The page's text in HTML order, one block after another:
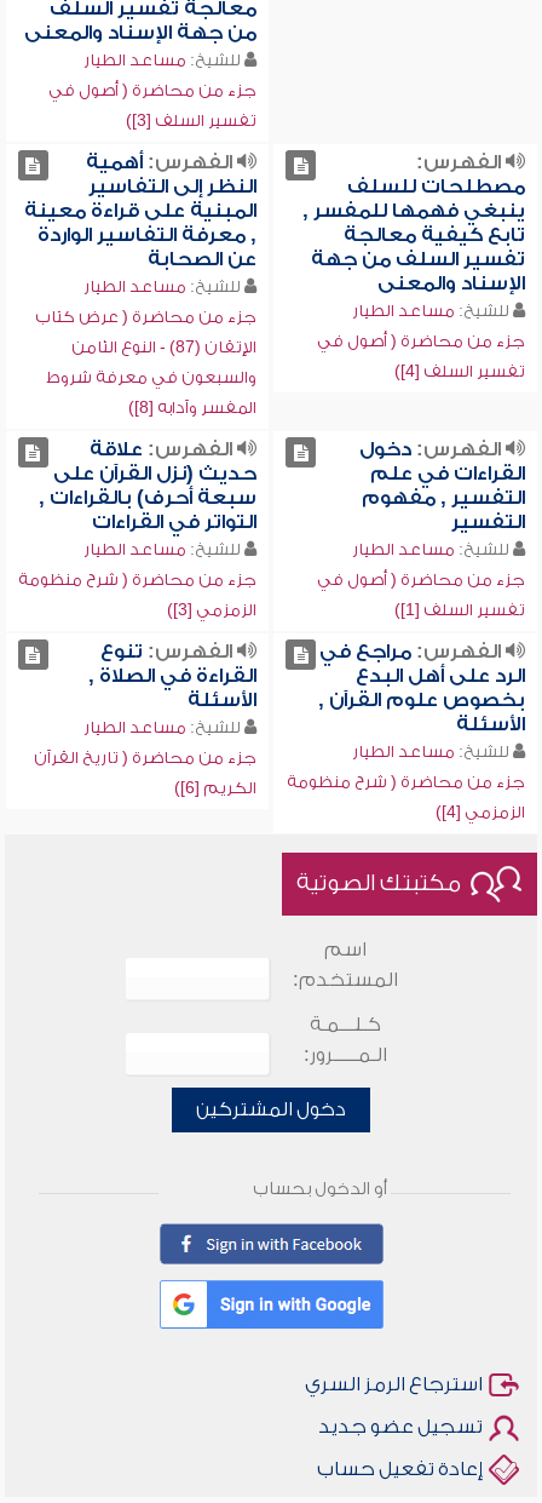
معالجة تفسير السلف
من جهة الإسناد والمعنى
للشيخ: مساعد الطيار
جزء من محاضرة ( أصول في
تفسير السلف [3])
الفهرس:
مصطلحات للسلف
ينبغي فهمها للمفسر ,
تابع كيفية معالجة
تفسير السلف من جهة
الإسناد والمعنى
للشيخ: مساعد الطيار
جزء من محاضرة ( أصول في
تفسير السلف [4])
الفهرس:أهمية
النظر إلى التفاسير
المبنية على قراءة معينة
, معرفة التفاسير الواردة
عن الصحابة
للشيخ: مساعد الطيار
جزء من محاضرة ( عرض كتاب
الإتقان (87) - النوع الثامن
والسبعون في معرفة شروط
المفسر وآدابه [8])
الفهرس:دخول
القراءات في علم
التفسير , مفهوم
التفسير
للشيخ: مساعد الطيار
جزء من محاضرة ( أصول في
تفسير السلف [1])
الفهرس: علاقة
حديث (نزل القرآن على
سبعة أحرف) بالقراءات ,
التواتر في القراءات
للشيخ: مساعد الطيار
جزء من محاضرة ( شرح منظومة
الزمزمي [3])
الفهرس:مراجع في
الرد على أهل البدع
بخصوص علوم القرآن ,
الأسئلة
للشيخ: مساعد الطيار
جزء من محاضرة ( شرح منظومة
الزمزمي [4])
الفهرس: تنوع
القراءة في الصلاة ,
الأسئلة
للشيخ: مساعد الطيار
جزء من محاضرة ( تاريخ القرآن
الكريم [6])
مكتبتك الصوتية
اسم
المستخدم:
كـلـــمـة
الـمـــــرور:
دخول المشتركين
أو الدخول بحساب
استرجاع الرمز السري
تسجيل عضو جديد
إعادة تفعيل حساب